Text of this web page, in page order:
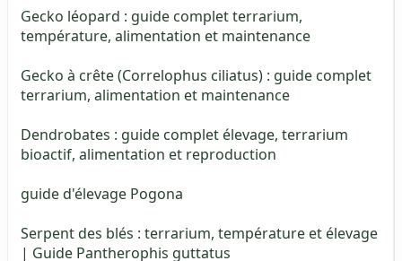
Gecko léopard : guide complet terrarium,
température, alimentation et maintenance
Gecko à crête (Correlophus ciliatus) : guide complet
terrarium, alimentation et maintenance
Dendrobates : guide complet élevage, terrarium
bioactif, alimentation et reproduction
guide d'élevage Pogona
Serpent des blés : terrarium, température et élevage
| Guide Pantherophis guttatus